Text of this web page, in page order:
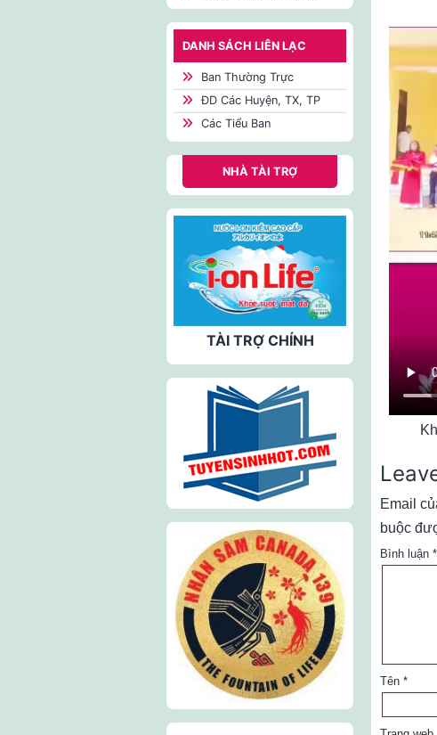
DANH SÁCH LIÊN LẠC
Ban Thường Trực
ĐD Các Huyện, TX, TP
Các Tiểu Ban
NHÀ TÀI TRỢ
TÀI TRỢ CHÍNH
Email
buộc
Bình luận *
Tên *